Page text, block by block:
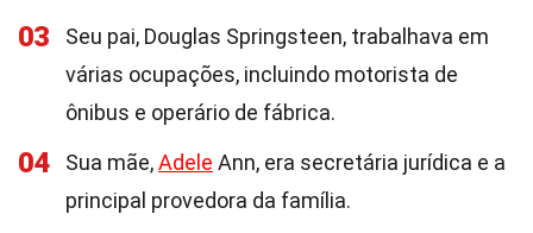
03
Seu pai, Douglas Springsteen, trabalhava em
várias ocupações, incluindo motorista de
ônibus e operário de fábrica.
04 Sua mãe,Adele Ann, era secretária jurídica e a
principal provedora da família.